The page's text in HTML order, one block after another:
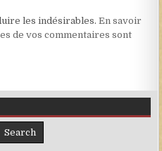
les indésirables.En savoir
de vos commentaires sont